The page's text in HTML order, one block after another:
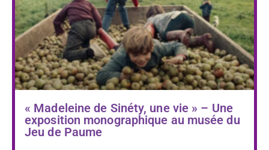
« Madeleine de Sinéty, une vie » – Une
exposition monographique au musée du
Jeu de Paume